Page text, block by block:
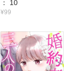
： 10
¥99